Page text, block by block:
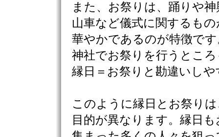
また、お祭りは、踊りや神
山車など儀式に関するも
華やかであるのが特徴で
神社でお祭りを行うとこ
縁日＝お祭りと勘違いし
このように縁日とお祭りは
目的が異なります。縁日